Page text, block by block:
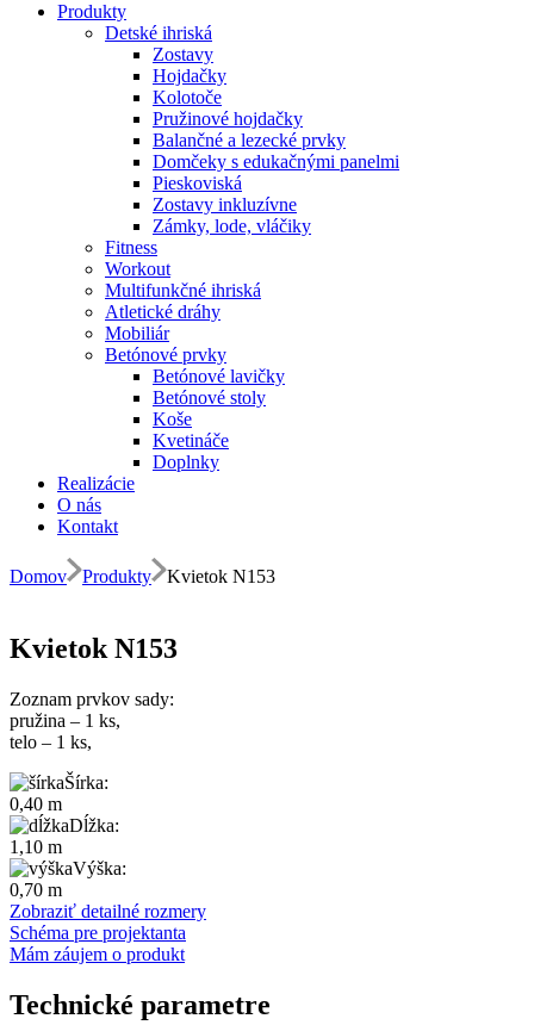
Produkty
Detské ihriská
Zostavy
Hojdačky
Kolotoče
Pružinové hojdačky
Balančné a lezecké prvky
Domčeky s edukačnými panelmi
Pieskoviská
Zostavy inkluzívne
Zámky, lode, vláčiky
Fitness
Workout
Multifunkčné ihriská
Atletické dráhy
Mobiliár
Betónové prvky
Betónové lavičky
Betónové stoly
Koše
Kvetináče
Doplnky
Realizácie
O nás
Kontakt
Domov Produkty Kvietok N153
Kvietok N153
Zoznam prvkov sady:
pružina – 1 ks,
telo – 1 ks,
Šírka:
0,40 m
Dĺžka:
1,10 m
Výška:
0,70 m
Zobraziť detailné rozmery
Schéma pre projektanta
Mám záujem o produkt
Technické parametre